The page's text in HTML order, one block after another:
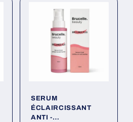
SERUM
ÉCLAIRCISSANT
ANTI -